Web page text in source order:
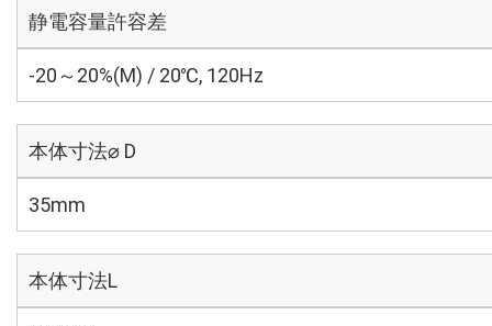
静電容量許容差
-20～20%(M) / 20℃, 120Hz
本体寸法⌀ D
35mm
本体寸法L